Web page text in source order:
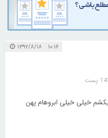
۱۰:۱۶ ۱۳۹۲/۸/۱۸
پست
خیلی خیلی ابروهام پهن